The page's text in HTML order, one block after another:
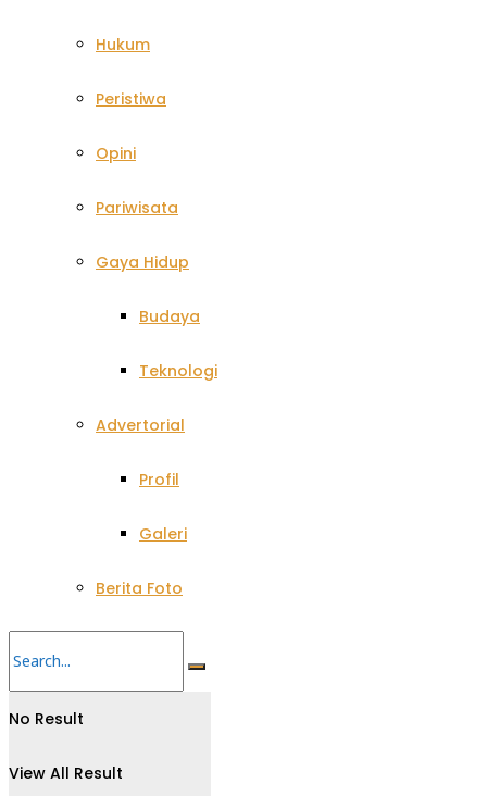
Hukum
Peristiwa
Opini
Pariwisata
Gaya Hidup
Budaya
Teknologi
Advertorial
Profil
Galeri
Berita Foto
No Result
View All Result